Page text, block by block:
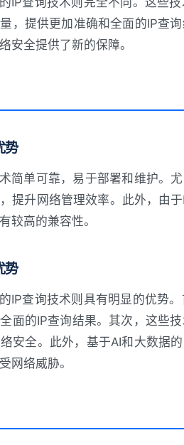
，提供更加准确和全面的IP查
安全提供了新的保障。
势
简单可靠，易于部署和维护。
提升网络管理效率。此外，由
较高的兼容性。
势
IP查询技术则具有明显的优势
面的IP查询结果。其次，这些
安全。此外，基于AI和大数据
网络威胁。